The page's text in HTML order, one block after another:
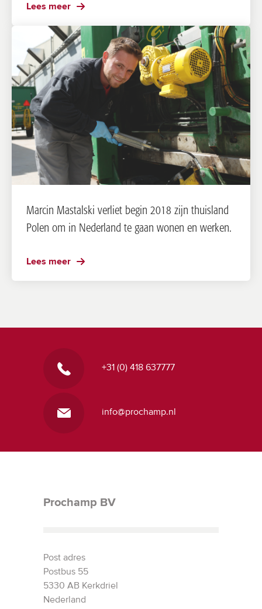
Lees meer
Marcin Mastalski verliet begin 2018 zijn thuisland
Polen om in Nederland te gaan wonen en werken.
Lees meer
+31 (0) 418 637777
info@prochamp.nl
Prochamp BV
Post adres
Postbus 55
5330 AB Kerkdriel
Nederland